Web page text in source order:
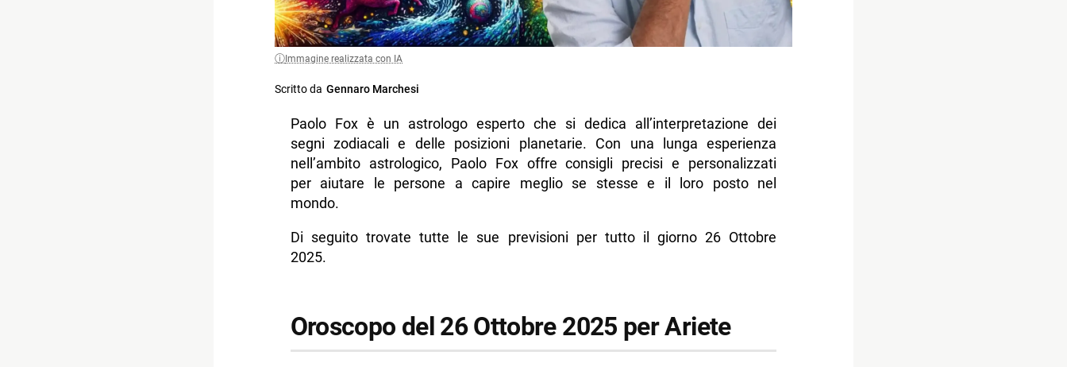
Immagine realizzata con IA
Scritto da Gennaro Marchesi
Paolo Fox è un astrologo esperto che si dedica all’interpretazione dei
segni zodiacali e delle posizioni planetarie. Con una lunga esperienza
nell’ambito astrologico, Paolo Fox offre consigli precisi e personalizzati
per aiutare le persone a capire meglio se stesse e il loro posto nel
mondo.
Di seguito trovate tutte le sue previsioni per tutto il giorno 26 Ottobre
2025.
Oroscopo del 26 Ottobre 2025 per Ariete